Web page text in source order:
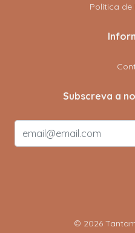
Política de
Subscreva a
© 2026